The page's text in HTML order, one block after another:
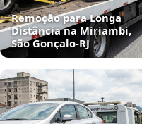
Remoção para Longa
Distância na Miriambi,
São Gonçalo‑RJ